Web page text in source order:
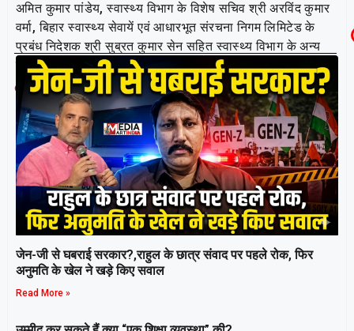
अमित कुमार पांडेय, स्वास्थ्य विभाग के विशेष सचिव श्री अरविंद कुमार
वर्मा, बिहार स्वास्थ्य सेवायें एवं आधारभूत संरचना निगम लिमिटेड के
प्रबंध निदेशक श्री सुब्रत कुमार सेन सहित स्वास्थ्य विभाग के अन्य
वरीय अधिकारी उपस्थित थे।
Related Post
जेन-जी से घबराई सरकार?,राहुल के छात्र संवाद पर पहले रोक, फिर
अनुमति के खेल ने खड़े किए सवाल
Read More »